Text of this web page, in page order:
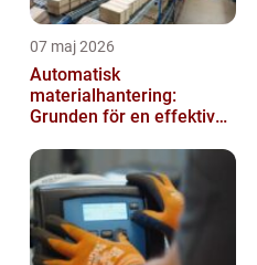
07 maj 2026
Automatisk
materialhantering:
Grunden för en effektiv